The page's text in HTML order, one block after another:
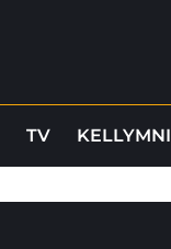
TV KELLYMNI